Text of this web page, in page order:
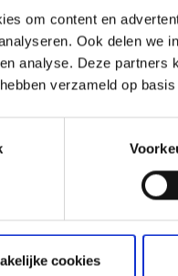
om content en
Ook delen we
analyse. Deze partners
verzameld op
cookies